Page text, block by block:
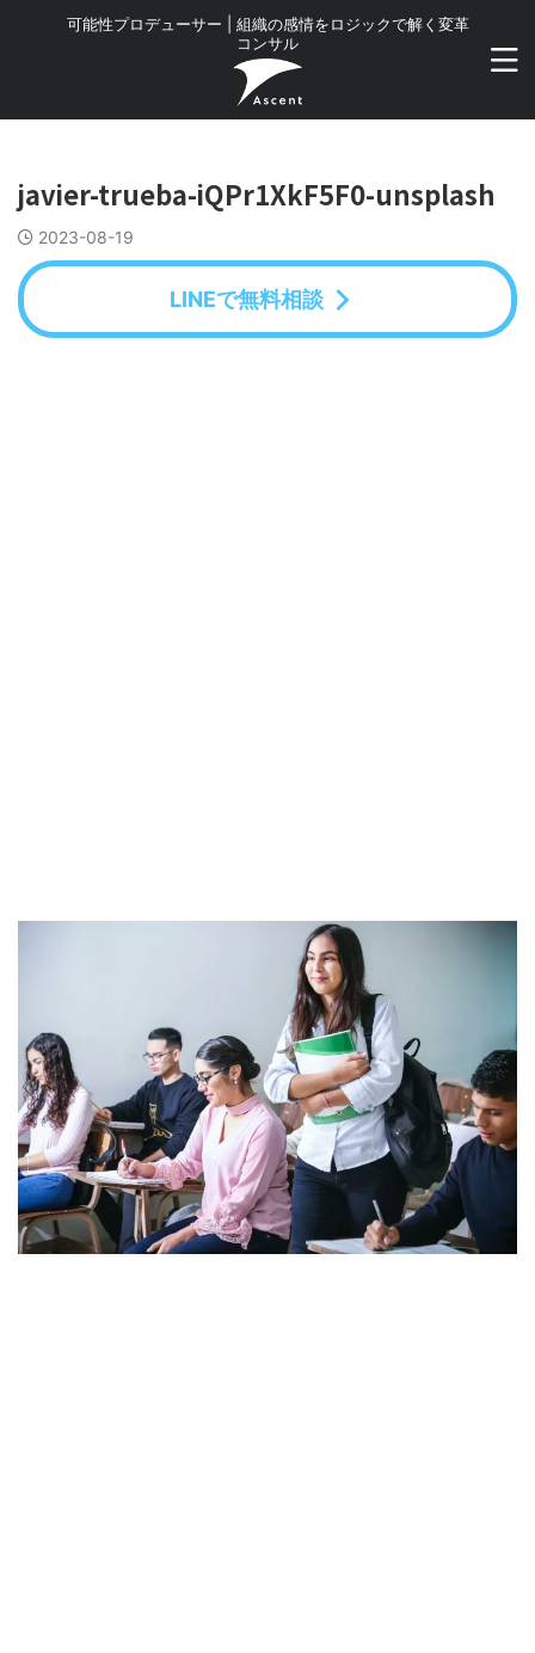
可能性プロデューサー | 組織の感情をロジックで解く変革
コンサル
javier-trueba-iQPr1XkF5F0-unsplash
2023-08-19
LINEで無料相談